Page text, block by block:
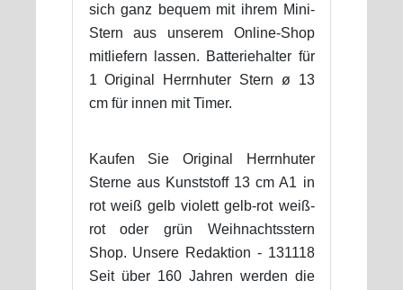
sich ganz bequem mit ihrem Mini-
Stern aus unserem Online-Shop
mitliefern lassen. Batteriehalter für
1 Original Herrnhuter Stern ø 13
cm für innen mit Timer.
Kaufen Sie Original Herrnhuter
Sterne aus Kunststoff 13 cm A1 in
rot weiß gelb violett gelb-rot weiß-
rot oder grün Weihnachtsstern
Shop. Unsere Redaktion - 131118
Seit über 160 Jahren werden die